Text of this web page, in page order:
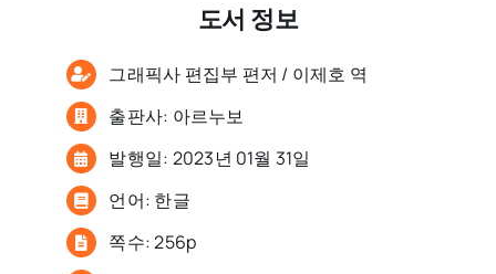
도서 정보
그래픽사 편집부 편저 / 이제호 역
출판사: 아르누보
발행일: 2023년 01월 31일
언어: 한글
쪽수: 256p